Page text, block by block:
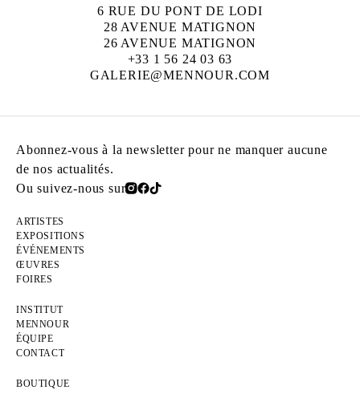
6 RUE DU PONT DE LODI
28 AVENUE MATIGNON
26 AVENUE MATIGNON
+33 1 56 24 03 63
GALERIE@MENNOUR.COM
Abonnez-vous à la newsletter pour ne manquer aucune
de nos actualités.
Ou suivez-nous sur
ARTISTES
EXPOSITIONS
ÉVÉNEMENTS
ŒUVRES
FOIRES
INSTITUT
MENNOUR
ÉQUIPE
CONTACT
BOUTIQUE